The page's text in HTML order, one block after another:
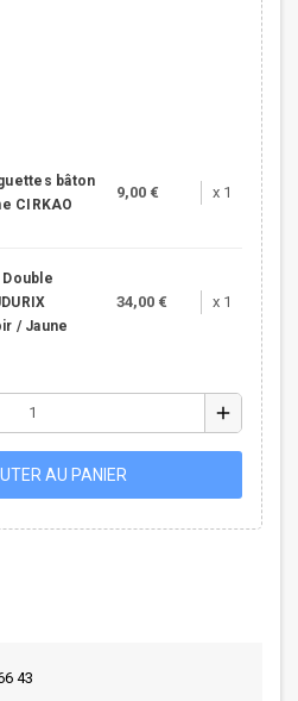
bâton
CIRKAO
9,00 € x 1
Double
/ Jaune
34,00 € x 1
add
AU PANIER
43